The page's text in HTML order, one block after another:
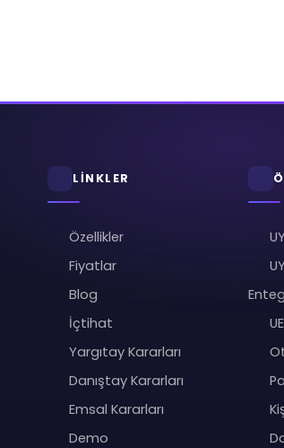
LİNKLER
Özellikler
Fiyatlar
Blog
İçtihat
Yargıtay Kararları
Danıştay Kararları
Emsal Kararları
Demo